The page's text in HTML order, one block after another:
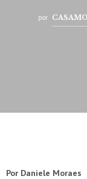
por
Por Daniele Moraes